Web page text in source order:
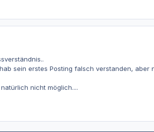
sein erstes Posting falsch verstanden, aber
nicht möglich....